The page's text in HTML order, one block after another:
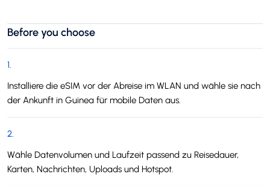
Before you choose
1.
Installiere die eSIM vor der Abreise im WLAN und wähle sie nach
der Ankunft in Guinea für mobile Daten aus.
2.
Wähle Datenvolumen und Laufzeit passend zu Reisedauer,
Karten, Nachrichten, Uploads und Hotspot.